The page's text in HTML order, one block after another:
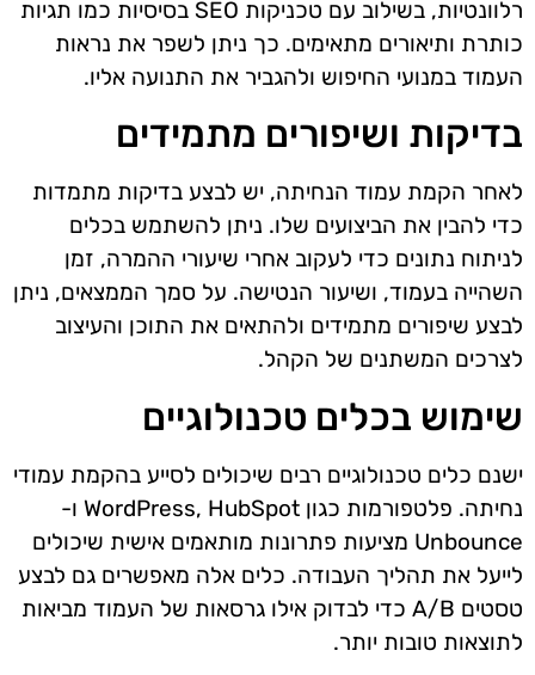
רלוונטיות, בשילוב עם טכניקות SEO בסיסיות כמו תגיות
כותרת ותיאורים מתאימים. כך ניתן לשפר את נראות
העמוד במנועי החיפוש ולהגביר את התנועה אליו.
בדיקות ושיפורים מתמידים
לאחר הקמת עמוד הנחיתה, יש לבצע בדיקות מתמדות
כדי להבין את הביצועים שלו. ניתן להשתמש בכלים
לניתוח נתונים כדי לעקוב אחרי שיעורי ההמרה, זמן
השהייה בעמוד, ושיעור הנטישה. על סמך הממצאים, ניתן
לבצע שיפורים מתמידים ולהתאים את התוכן והעיצוב
לצרכים המשתנים של הקהל.
שימוש בכלים טכנולוגיים
ישנם כלים טכנולוגיים רבים שיכולים לסייע בהקמת עמודי
נחיתה. פלטפורמות כגון WordPress, HubSpot ו-
Unbounce מציעות פתרונות מותאמים אישית שיכולים
לייעל את תהליך העבודה. כלים אלה מאפשרים גם לבצע
טסטים A/B כדי לבדוק אילו גרסאות של העמוד מביאות
לתוצאות טובות יותר.